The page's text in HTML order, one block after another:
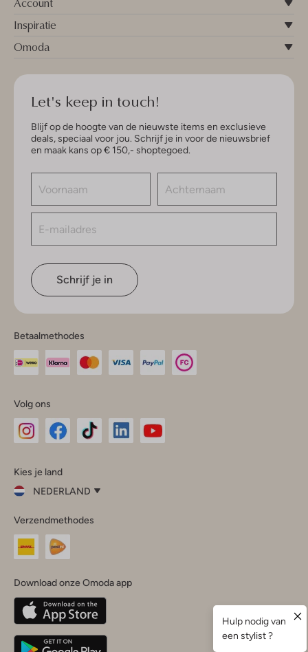
Inspiratie
Omoda
Let's keep in touch!
Blijf op de hoogte van de nieuwste items en exclusieve
deals, speciaal voor jou. Schrijf je in voor de nieuwsbrief
en maak kans op € 150,- shoptegoed.
Schrijf je in
Betaalmethodes
Volg ons
InstagramFacebook
Kies je land
NEDERLAND
je
land
Nederland
Belgique(Français)
Deutschland
Verzendmethodes
Download onze Omoda app